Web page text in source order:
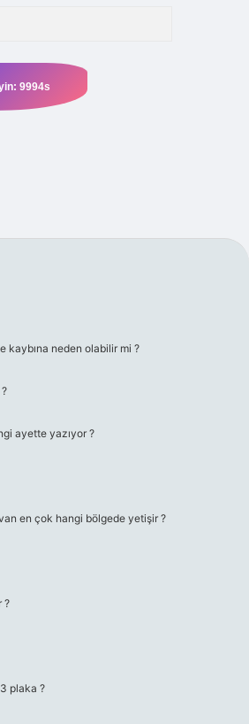
kaybına neden olabilir mi ?
ayette yazıyor ?
en çok hangi bölgede yetişir ?
?
plaka ?